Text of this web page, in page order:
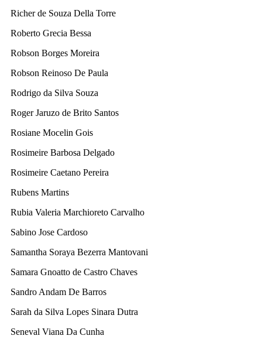
Richer de Souza Della Torre
Roberto Grecia Bessa
Robson Borges Moreira
Robson Reinoso De Paula
Rodrigo da Silva Souza
Roger Jaruzo de Brito Santos
Rosiane Mocelin Gois
Rosimeire Barbosa Delgado
Rosimeire Caetano Pereira
Rubens Martins
Rubia Valeria Marchioreto Carvalho
Sabino Jose Cardoso
Samantha Soraya Bezerra Mantovani
Samara Gnoatto de Castro Chaves
Sandro Andam De Barros
Sarah da Silva Lopes Sinara Dutra
Seneval Viana Da Cunha